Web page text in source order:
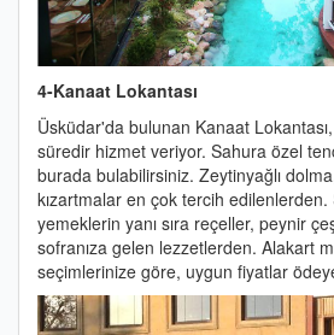
4-Kanaat Lokantası
Üsküdar'da bulunan Kanaat
süredir hizmet veriyor. Sahura özel
burada bulabilirsiniz. Zeytinyağlı
kızartmalar en çok tercih edilenlerden.
yemeklerin yanı sıra reçeller, peynir
sofranıza gelen lezzetlerden. Alakart
seçimlerinize göre, uygun fiyatlar